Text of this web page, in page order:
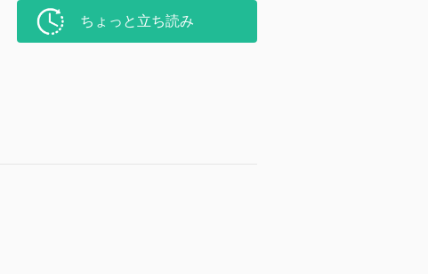
ちょっと立ち読み